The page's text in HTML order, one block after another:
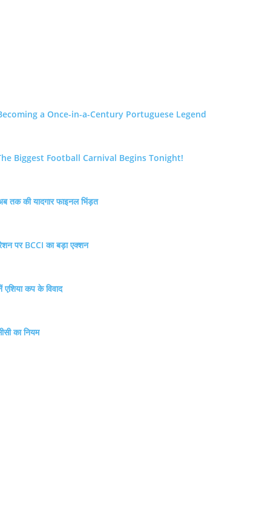
a Once-in-a-Century Portuguese Legend
Biggest Football Carnival Begins Tonight!
तक की यादगार फाइनल भिंड़त
पर BCCI का बड़ा एक्शन
कप के विवाद
का नियम